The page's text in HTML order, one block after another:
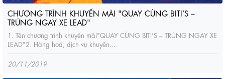
CHƯƠNG TRÌNH KHUYẾN MÃI "QUAY CÙNG BITI’S –
TRÚNG NGAY XE LEAD"
1. Tên chương trình khuyến mãi"QUAY CÙNG BITI’S – TRÚNG NGAY XE
LEAD"2. Hàng hoá, dịch vụ khuyến...
20/11/2019